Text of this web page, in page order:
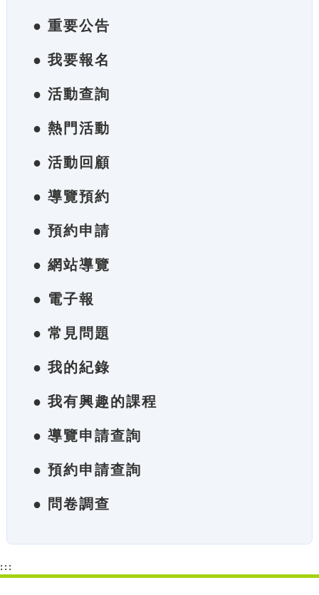
● 重要公告
● 我要報名
● 活動查詢
● 熱門活動
● 活動回顧
● 導覽預約
● 預約申請
● 網站導覽
● 電子報
● 常見問題
● 我的紀錄
● 我有興趣的課程
● 導覽申請查詢
● 預約申請查詢
● 問卷調查
:::